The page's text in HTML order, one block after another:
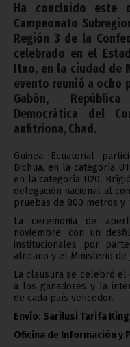
Ha concluido este
Campeonato
Región 3 de la
celebrado en el
Itno, en la ciudad de
evento reunió a ocho
Gabón,
Democrática del
anfitriona, Chad.
Guinea Ecuatorial
Bichua, en la categoría
en la categoría U20.
delegación nacional al
pruebas de 800 metros y
La ceremonia de
noviembre, con un
institucionales por
africano y el Ministerio de
La clausura se celebró
a los ganadores y la
de cada país vencedor.
Envío: Sarilusi Tarifa King
Oficina de Información y